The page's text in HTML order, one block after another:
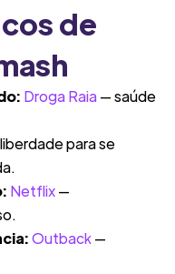
de
Droga Raia— saúde
para se
Netflix—
Outback—